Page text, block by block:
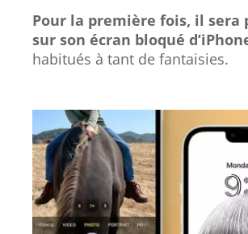
Pour la première fois, il
sur son écran bloqué
habitués à tant de fantaisies.